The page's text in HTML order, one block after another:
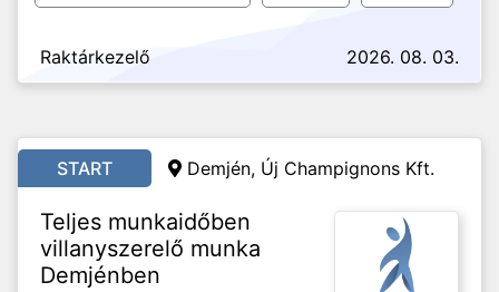
Raktárkezelő 2026. 08. 03.
START Demjén, Új Champignons Kft.
Teljes munkaidőben
villanyszerelő munka
Demjénben